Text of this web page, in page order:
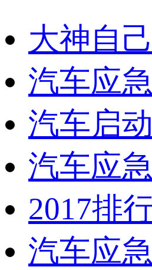
大神自
汽车应
汽车启
汽车应
2017排
汽车应